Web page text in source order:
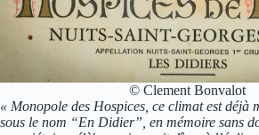
© Clement Bonvalot
« Monopole des Hospices, ce climat est déjà
sous le nom “En Didier”, en mémoire sans